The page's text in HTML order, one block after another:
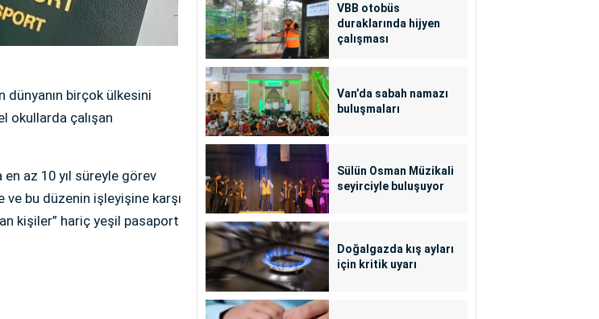
dünyanın birçok ülkesini
okullarda çalışan
az 10 yıl süreyle görev
bu düzenin işleyişine karşı
kişiler” hariç yeşil pasaport
VBB otobüs
duraklarında hijyen
çalışması
Van’da sabah namazı
buluşmaları
Sülün Osman Müzikali
seyirciyle buluşuyor
Doğalgazda kış ayları
için kritik uyarı